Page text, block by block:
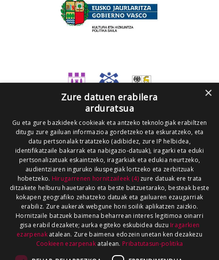
×
Zure datuen erabilera
arduratsua
Gu eta gure bazkideek cookieak eta antzeko teknologiak erabiltzen
ditugu zure gailuan informazioa gordetzeko eta eskuratzeko, eta
datu pertsonalak tratatzeko (adibidez, zure IP helbidea,
identifikatzaile bakarrak eta nabigazio-datuak), iragarki eta eduki
pertsonalizatuak eskaintzeko, iragarkiak eta edukia neurtzeko,
audientziaren inguruko ikuspegiak lortzeko eta zerbitzuak
hobetzeko. Hirugarrenen hornitzaileek (4)zure datuak ere trata
ditzakete helburu hauetarako eta beste batzuetarako, besteak beste
kokapen geografiko zehatzeko datuak eta gailuaren ezaugarriak
erabiliz. Zure aukerak webgune honi soilik aplikatzen zaizkio.
Hornitzaile batzuek baimena beharrean interes legitimoa oinarri
gisa erabil dezakete; aurka egiteko eskubidea duzu Iragarkien
ezarpenakatalean. Zure baimena edozein unetan ken dezakezu
Cookieen ezarpenak atalean. Pribatutasun-politika